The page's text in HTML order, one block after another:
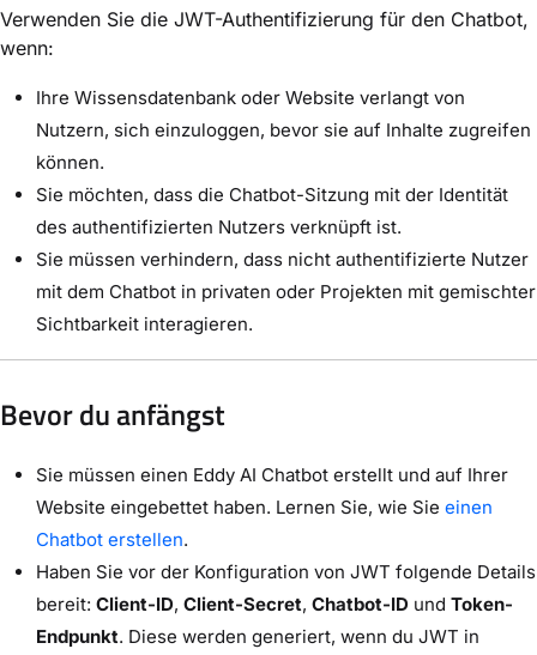
Verwenden Sie die JWT-Authentifizierung für den Chatbot,
wenn:
Ihre Wissensdatenbank oder Website verlangt von
Nutzern, sich einzuloggen, bevor sie auf Inhalte zugreifen
können.
Sie möchten, dass die Chatbot-Sitzung mit der Identität
des authentifizierten Nutzers verknüpft ist.
Sie müssen verhindern, dass nicht authentifizierte Nutzer
mit dem Chatbot in privaten oder Projekten mit gemischter
Sichtbarkeit interagieren.
Bevor du anfängst
Sie müssen einen Eddy AI Chatbot erstellt und auf Ihrer
Website eingebettet haben. Lernen Sie, wie Sie einen
Chatbot erstellen.
Haben Sie vor der Konfiguration von JWT folgende Details
bereit: Client-ID, Client-Secret, Chatbot-ID und Token-
Endpunkt. Diese werden generiert, wenn du JWT in